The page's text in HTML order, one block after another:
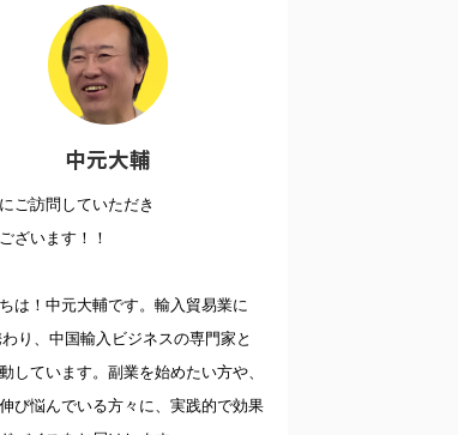
中元大輔
ご訪問していただき
ざいます！！
は！中元大輔です。輸入貿易業に
り、中国輸入ビジネスの専門家と
しています。副業を始めたい方や、
び悩んでいる方々に、実践的で効果